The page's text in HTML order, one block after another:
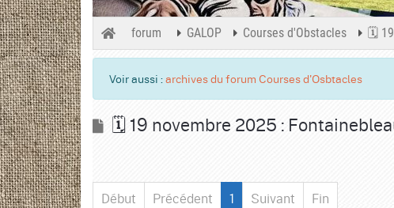
forum GALOP Courses d'Obstacles 🗓️
Voir aussi :archives du forum Courses d'Osbtacles
🗓️ 19 novembre 2025 :
Début Précédent 1 Suivant Fin